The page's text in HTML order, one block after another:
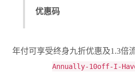
优惠码
年付可享受终身九折优惠及1.3倍
Annually-10off-I-